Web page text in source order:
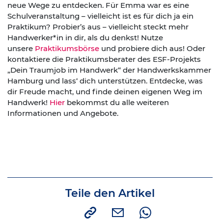
neue Wege zu entdecken. Für Emma war es eine
Schulveranstaltung – vielleicht ist es für dich ja ein
Praktikum? Probier’s aus – vielleicht steckt mehr
Handwerker*in in dir, als du denkst! Nutze
unsere Praktikumsbörse und probiere dich aus! Oder
kontaktiere die Praktikumsberater des ESF-Projekts
„Dein Traumjob im Handwerk“ der Handwerkskammer
Hamburg und lass‘ dich unterstützen. Entdecke, was
dir Freude macht, und finde deinen eigenen Weg im
Handwerk! Hier bekommst du alle weiteren
Informationen und Angebote.
Teile den Artikel
Link E-Mail Whatsapp